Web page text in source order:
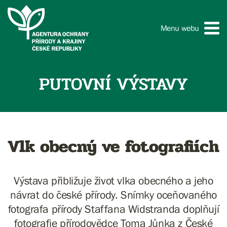
Menu webu
PUTOVNÍ VÝSTAVY
Vlk obecný ve fotografiích
Výstava přibližuje život vlka obecného a jeho
návrat do české přírody. Snímky oceňovaného
fotografa přírody Staffana Widstranda doplňují
fotografie přírodovědce Toma Jůnka z České